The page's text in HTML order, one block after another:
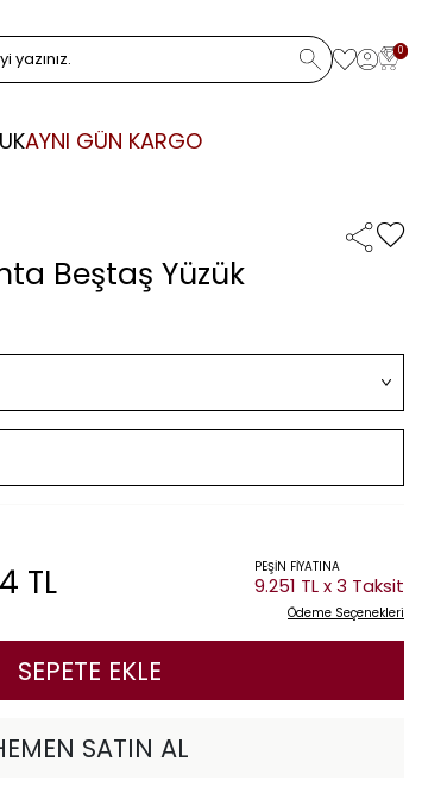
0
AYNI GÜN KARGO
Beştaş Yüzük
TL PEŞİN FİYATINA
9.251 TL x 3 Taksit
Ödeme Seçenekleri
SEPETE EKLE
SATIN AL